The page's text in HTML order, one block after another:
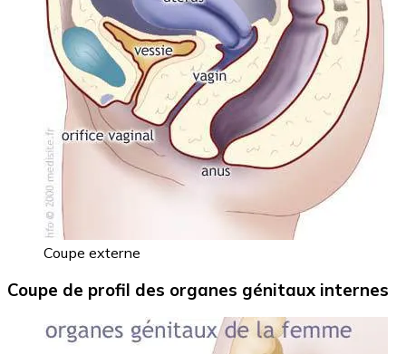
Coupe externe
Coupe de profil des organes génitaux internes